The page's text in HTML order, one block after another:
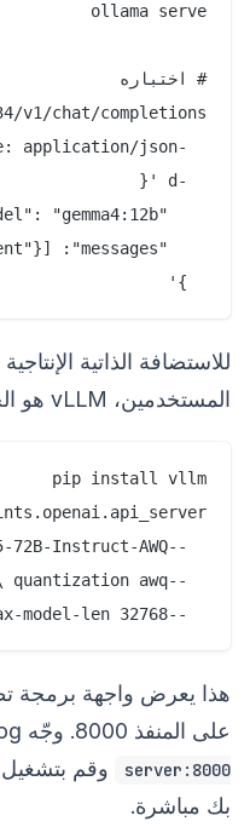
  }'
للاستضافة الذاتية
المستخدمين، vLLM هو الخيار الأفضل:
  --max-model-len 32768
على المنفذ 8000. وجّه Apidog إلى
server:8000
وقم بتشغيل
بك مباشرة.